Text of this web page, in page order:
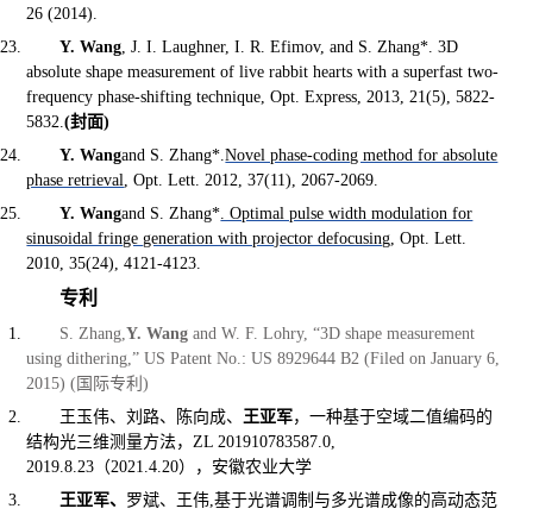
26 (2014).
Y. Wang, J. I. Laughner, I. R. Efimov, and S. Zhang*. 3D
absolute shape measurement of live rabbit hearts with a superfast two-
frequency phase-shifting technique, Opt. Express, 2013, 21(5), 5822-
5832.(封面)
Y. Wangand S. Zhang*.Novel phase-coding method for absolute
phase retrieval, Opt. Lett. 2012, 37(11), 2067-2069.
Y. Wangand S. Zhang*. Optimal pulse width modulation for
sinusoidal fringe generation with projector defocusing, Opt. Lett.
2010, 35(24), 4121-4123.
专利
S. Zhang,Y. Wang and W. F. Lohry, “3D shape measurement
using dithering,” US Patent No.: US 8929644 B2 (Filed on January 6,
2015) ( 国际专利)
王玉伟、刘路、陈向成、王亚军，一种基于空域二值编码的
结构光三维测量方法，ZL 201910783587.0,
2019.8.23 （2021.4.20），安徽农业大学
王亚军、 罗斌、王伟,基于光谱调制与多光谱成像的高动态范